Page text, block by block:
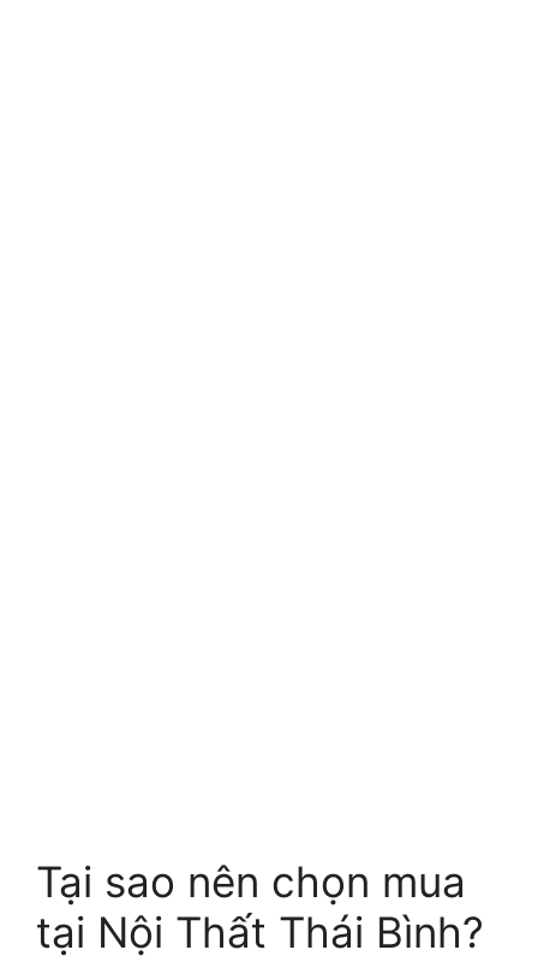
Tại sao nên chọn mua
tại Nội Thất Thái Bình?